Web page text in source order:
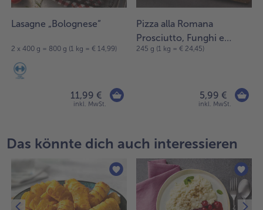
Lasagne „Bolognese“
2 x 400 g = 800 g (1 kg = € 14,99)
11,99 €
inkl. MwSt.
Pizza alla Romana
Prosciutto, Funghi e
Mascarpone
245 g (1 kg = € 24,45)
5,99 €
inkl. MwSt.
Das könnte dich auch interessieren